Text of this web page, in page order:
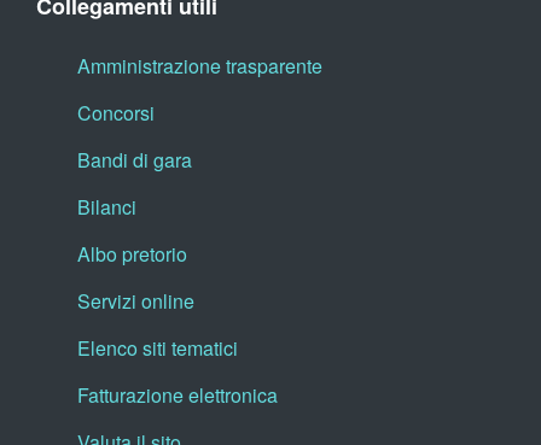
Collegamenti utili
Amministrazione trasparente
Concorsi
Bandi di gara
Bilanci
Albo pretorio
Servizi online
Elenco siti tematici
Fatturazione elettronica